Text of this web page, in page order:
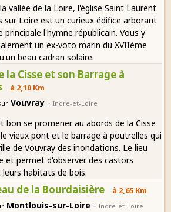
vallée de la Loire, l'église Saint Laurent
sur Loire est un curieux édifice arborant
principale l'hymne républicain. Vous y
un ex-voto marin du XVIIème
beau cadran solaire.
la Cisse et son Barrage à
à 2,10 Km
Vouvray - Indre-et-Loire
bon se promener au abords de la Cisse
vieux pont et le barrage à poutrelles qui
de Vouvray des inondations. Le lieu
et permet d'observer des castors
habitats de bois.
de la Bourdaisière à 2,65 Km
Montlouis-sur-Loire -Indre-et-Loire